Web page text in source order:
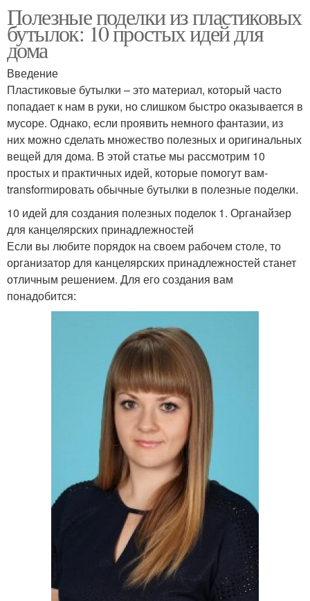
Полезные поделки из пластиковых
бутылок: 10 простых идей для
дома
Введение
Пластиковые бутылки – это материал, который часто
попадает к нам в руки, но слишком быстро оказывается в
мусоре. Однако, если проявить немного фантазии, из
них можно сделать множество полезных и оригинальных
вещей для дома. В этой статье мы рассмотрим 10
простых и практичных идей, которые помогут вам-
transformировать обычные бутылки в полезные поделки.
10 идей для создания полезных поделок 1. Органайзер
для канцелярских принадлежностей
Если вы любите порядок на своем рабочем столе, то
организатор для канцелярских принадлежностей станет
отличным решением. Для его создания вам
понадобится: